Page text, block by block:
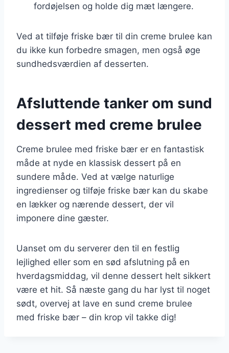
fordøjelsen og holde dig mæt længere.
Ved at tilføje friske bær til din creme brulee kan
du ikke kun forbedre smagen, men også øge
sundhedsværdien af desserten.
Afsluttende tanker om sund
dessert med creme brulee
Creme brulee med friske bær er en fantastisk
måde at nyde en klassisk dessert på en
sundere måde. Ved at vælge naturlige
ingredienser og tilføje friske bær kan du skabe
en lækker og nærende dessert, der vil
imponere dine gæster.
Uanset om du serverer den til en festlig
lejlighed eller som en sød afslutning på en
hverdagsmiddag, vil denne dessert helt sikkert
være et hit. Så næste gang du har lyst til noget
sødt, overvej at lave en sund creme brulee
med friske bær – din krop vil takke dig!